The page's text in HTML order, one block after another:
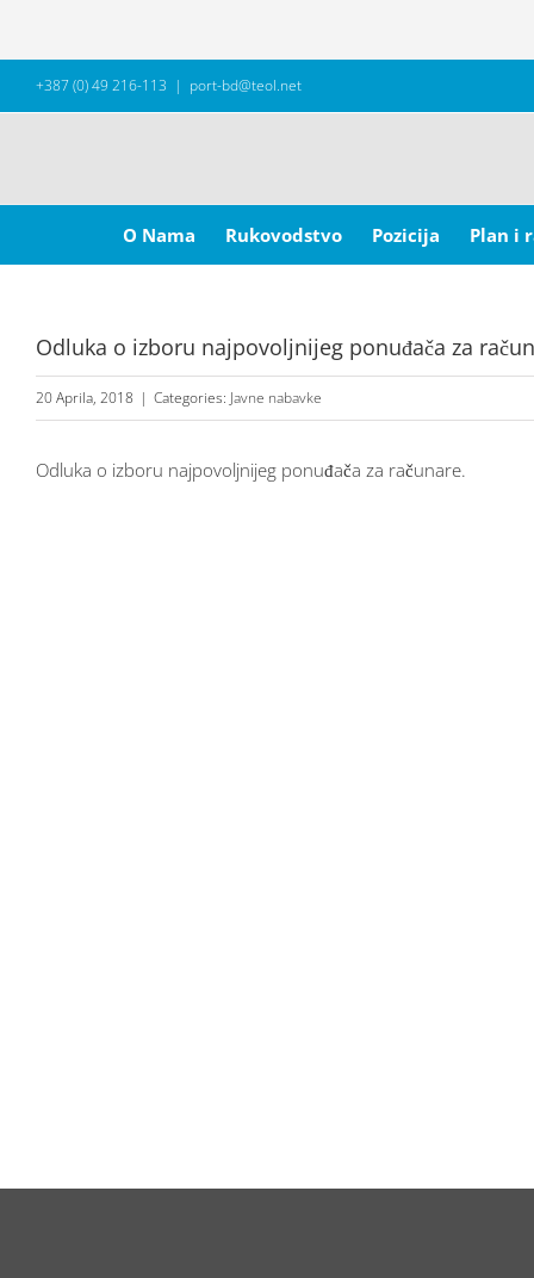
+387 (0) 49 216-113 | port-bd@teol.net
for:
O Nama
Rukovodstvo Pozicija Plan i
Odluka o izboru najpovoljnijeg ponuđača za
20 Aprila, 2018 | Categories: Javne nabavke
Odluka o izboru najpovoljnijeg ponuđača za računare.